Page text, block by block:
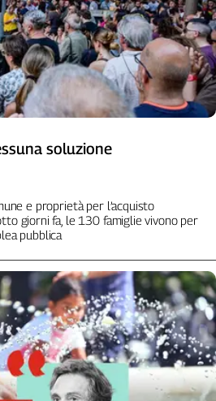
soluzione
e proprietà per l’acquisto
giorni fa, le 130 famiglie vivono per
pubblica